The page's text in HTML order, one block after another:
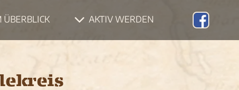
ÜBERBLICK AKTIV WERDEN